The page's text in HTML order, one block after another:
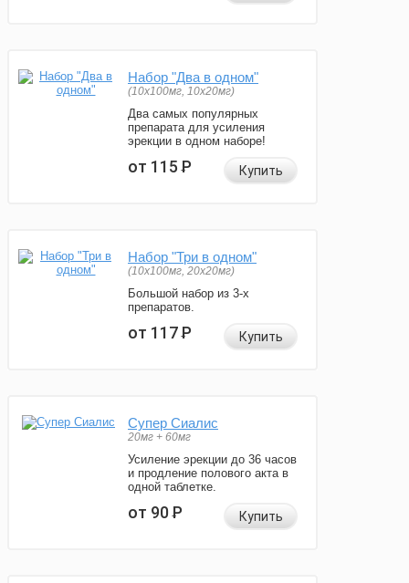
Набор "Два в одном"
(10x100мг, 10x20мг)
Два самых популярных
препарата для усиления
эрекции в одном наборе!
от 115Р Купить
Набор "Три в одном"
(10x100мг, 20x20мг)
Большой набор из 3-х
препаратов.
от 117Р Купить
Супер Сиалис
20мг + 60мг
Усиление эрекции до 36 часов
и продление полового акта в
одной таблетке.
от 90Р Купить